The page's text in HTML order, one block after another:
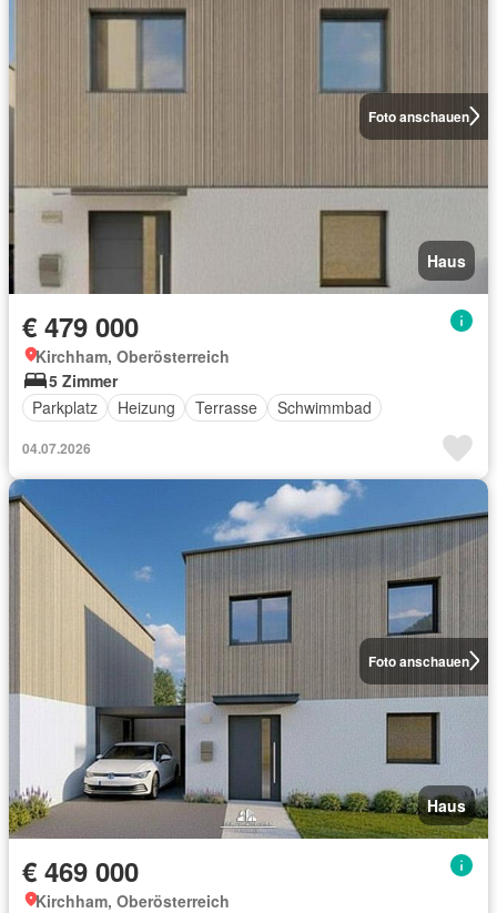
Foto anschauen
Haus
€ 479 000
Kirchham, Oberösterreich
5 Zimmer
Parkplatz
Heizung Terrasse Schwimmbad
04.07.2026
Foto anschauen
Haus
€ 469 000
Kirchham, Oberösterreich